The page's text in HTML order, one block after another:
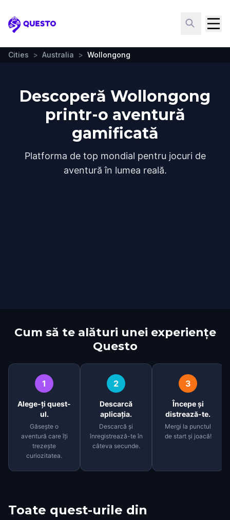
Questo
Cities > Australia > Wollongong
Descoperă Wollongong
printr-o aventură
gamificată
Platforma de top mondial pentru jocuri de
aventură în lumea reală.
Cum să te alături unei experiențe
Questo
1
Alege-ți quest-
ul.
Găsește o
aventură care îți
trezește
curiozitatea.
2
Descarcă
aplicația.
Descarcă și
înregistrează-te în
câteva secunde.
3
Începe și
distrează-te.
Mergi la punctul
de start și joacă!
Toate quest-urile din